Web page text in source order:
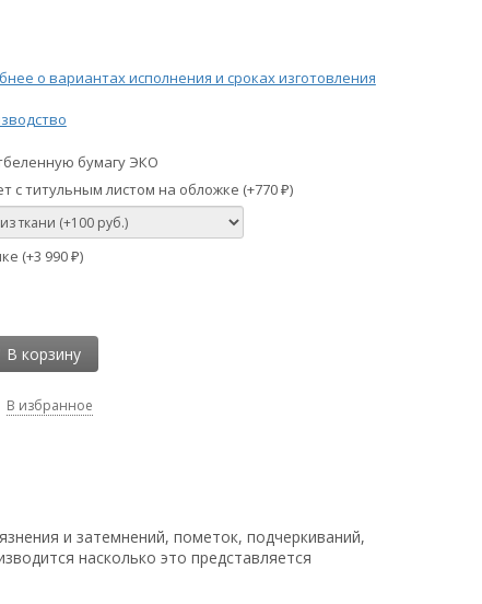
о вариантах исполнения и сроках изготовления
бумагу ЭКО
с титульным листом на обложке (+770 ₽)
(+3 990 ₽)
В корзину
В избранное
и затемнений, пометок, подчеркиваний,
насколько это представляется